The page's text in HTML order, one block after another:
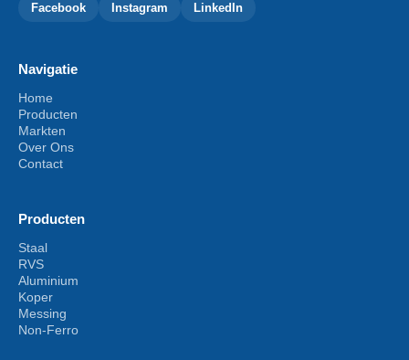
Facebook Instagram LinkedIn
Navigatie
Home
Producten
Markten
Over Ons
Contact
Producten
Staal
RVS
Aluminium
Koper
Messing
Non-Ferro